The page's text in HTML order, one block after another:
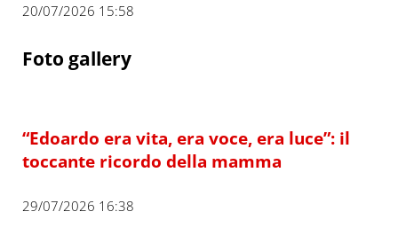
20/07/2026 15:58
Foto gallery
“Edoardo era vita, era voce, era luce”: il
toccante ricordo della mamma
29/07/2026 16:38